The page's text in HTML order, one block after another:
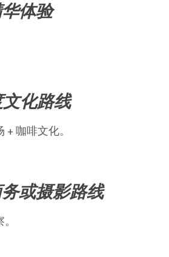
体验
化路线
+ 咖啡文化。
或摄影路线